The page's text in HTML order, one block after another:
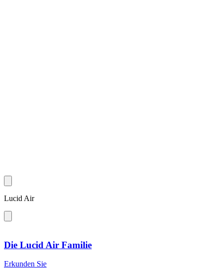
Lucid Air
Die Lucid Air Familie
Erkunden Sie